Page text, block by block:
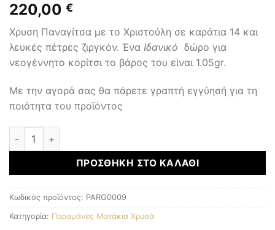
220,00 €
Χρυση Παναγίτσα με το Χριστούλη σε καράτια 14 και
λευκές πέτρες ζιργκόν. Ένα Ιδανικό δώρο για
νεογέννητο κορίτσι το βάρος του είναι 1.05gr.
Με την αγορά σας θα πάρετε γραπτή εγγύησή για τη
ποιότητα του προϊόντος
Παραμάνες Ματάκια Χρυσά ποσότητα
ΠΡΟΣΘΉΚΗ ΣΤΟ ΚΑΛΆΘΙ
Κωδικός προϊόντος: PARG0009
Κατηγορία: Παραμάνες Ματάκια Χρυσά